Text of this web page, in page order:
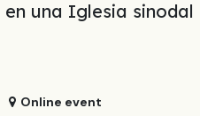
en una Iglesia sinodal
Online event